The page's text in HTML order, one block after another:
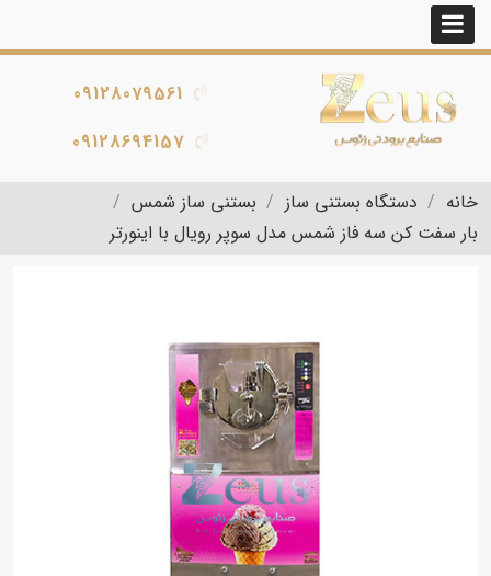
09128079561
09128694157
خانه دستگاه بستنی ساز
بستنی ساز شمس
بار سفت کن سه فاز شمس مدل سوپر رویال با اینورتر